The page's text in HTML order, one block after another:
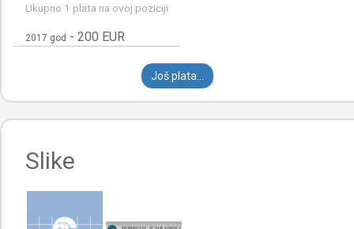
Ukupno 1 plata na ovoj poziciji
2017 god - 200 EUR
Još plata...
Slike